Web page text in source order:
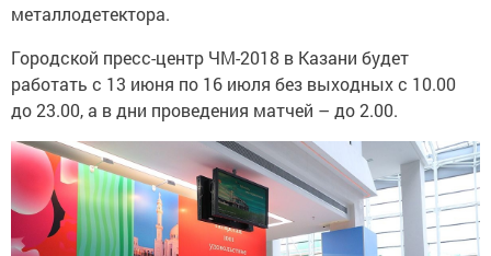
металлодетектора.
Городской пресс-центр ЧМ-2018 в Казани будет
работать с 13 июня по 16 июля без выходных с 10.00
до 23.00, а в дни проведения матчей – до 2.00.